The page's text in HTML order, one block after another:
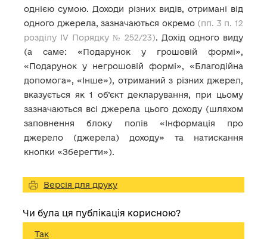
однією сумою. Доходи різних видів, отримані від
одного джерела, зазначаються окремо (пп. 3 п. 12
розділу IV Порядку № 252/23). Дохід одного виду
(а саме: «Подарунок у грошовій формі»,
«Подарунок у негрошовій формі», «Благодійна
допомога», «Інше»), отриманий з різних джерел,
вказується як 1 об’єкт декларування, при цьому
зазначаються всі джерела цього доходу (шляхом
заповнення блоку полів «Інформація про
джерело (джерела) доходу» та натискання
кнопки «Зберегти»).
Версія для друку
Чи була ця публікація корисною?
Так